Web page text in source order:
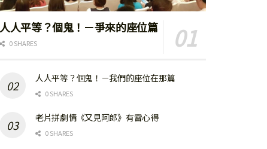
人人平等？個鬼！－爭來的座位篇
0 SHARES
人人平等？個鬼！－我們的座位在那篇
0 SHARES
老片拼劇情《又見阿郎》有雷心得
0 SHARES